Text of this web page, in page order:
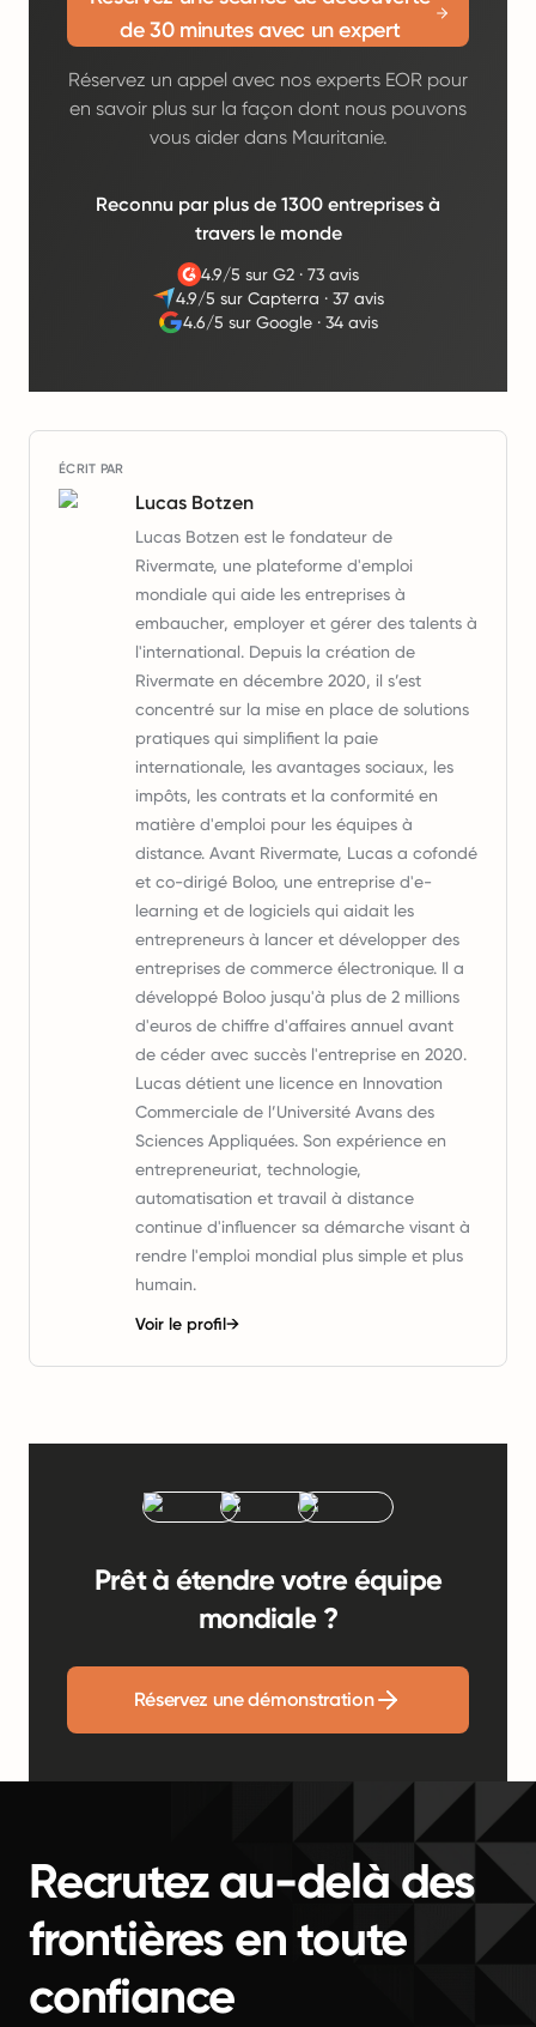
de 30 minutes avec un expert
Réservez un appel avec nos experts EOR pour
en savoir plus sur la façon dont nous pouvons
vous aider dans Mauritanie.
Reconnu par plus de 1300 entreprises à
travers le monde
4.9/5 sur G2 ·73 avis
4.9/5 sur Capterra ·37 avis
4.6/5 sur Google· 34 avis
ÉCRIT PAR
Lucas Botzen
Lucas Botzen est le fondateur de
Rivermate, une plateforme d'emploi
mondiale qui aide les entreprises à
embaucher, employer et gérer des talents à
l'international. Depuis la création de
Rivermate en décembre 2020, il s’est
concentré sur la mise en place de solutions
pratiques qui simplifient la paie
internationale, les avantages sociaux, les
impôts, les contrats et la conformité en
matière d'emploi pour les équipes à
distance. Avant Rivermate, Lucas a cofondé
et co-dirigé Boloo, une entreprise d'e-
learning et de logiciels qui aidait les
entrepreneurs à lancer et développer des
entreprises de commerce électronique. Il a
développé Boloo jusqu'à plus de 2 millions
d'euros de chiffre d'affaires annuel avant
de céder avec succès l'entreprise en 2020.
Lucas détient une licence en Innovation
Commerciale de l’Université Avans des
Sciences Appliquées. Son expérience en
entrepreneuriat, technologie,
automatisation et travail à distance
continue d'influencer sa démarche visant à
rendre l'emploi mondial plus simple et plus
humain.
Voir le profil→
Prêt à étendre votre équipe
mondiale ?
Réservez une démonstration
Recrutez au-delà des
frontières en toute
confiance